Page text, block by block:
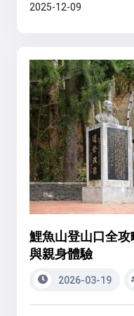
2025-12-09
鯉魚山登山口全
與親身體驗
2026-03-19